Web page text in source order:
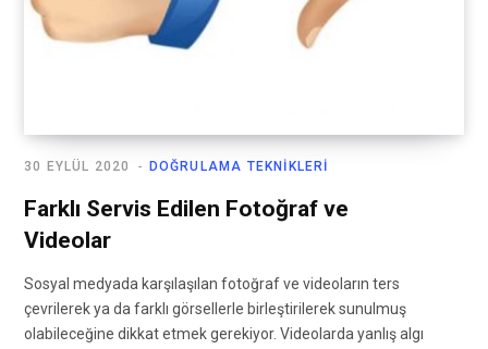
DOĞRULAMA TEKNIKLERI
30 EYLÜL 2020
Farklı Servis Edilen Fotoğraf ve
Videolar
Sosyal medyada karşılaşılan fotoğraf ve videoların ters
çevrilerek ya da farklı görsellerle birleştirilerek sunulmuş
olabileceğine dikkat etmek gerekiyor. Videolarda yanlış algı